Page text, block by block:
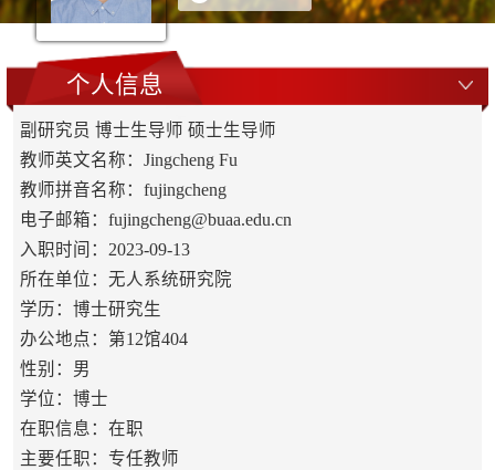
个人信息
副研究员 博士生导师 硕士生导师
教师英文名称：Jingcheng Fu
教师拼音名称：fujingcheng
电子邮箱： fujingcheng@buaa.edu.cn
入职时间：2023-09-13
所在单位：无人系统研究院
学历：博士研究生
办公地点：第12馆404
性别：男
学位：博士
在职信息：在职
主要任职：专任教师